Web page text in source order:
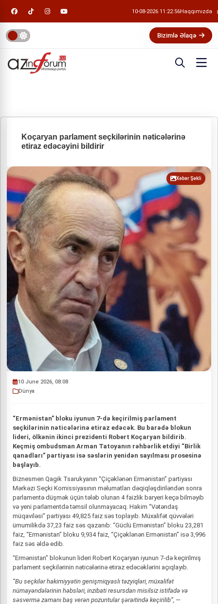
10-08-2026 11:22:57Haqqımızda
Bizimlə Əlaqə
Koçaryan parlament seçkilərinin nəticələrinə
etiraz edəcəyini bildirir
Xəbər Şəkli
10 June 2026, 08:08
Dünya
“Ermənistan” bloku iyunun 7-də keçirilmiş parlament
seçkilərinin nəticələrinə etiraz edəcək. Bu barədə blokun
lideri, ölkənin ikinci prezidenti Robert Koçaryan bildirib.
Keçmiş ombudsman Arman Tatoyanın rəhbərlik etdiyi “Birlik
qanadları” partiyası isə səslərin yenidən sayılması prosesinə
başlayıb.
Biznesmen Qagik Tsarukyanın “Çiçəklənən Ermənistan” partiyası
Mərkəzi Seçki Komissiyasının məlumatları dəqiqləşdiriləndən sonra
parlamentə düşmək üçün tələb olunan 4 faizlik baryeri keçə bilməyib
və yeni parlamentdə təmsil olunmayacaq. Hakim “Vətəndaş
müqaviləsi” partiyası 49,825 faiz səs toplayıb. Müxalifət qüvvələri
ümumilikdə 37,23 faiz səs qazanıb: “Güclü Ermənistan” bloku 23,281
faiz, “Ermənistan” bloku 9,934 faiz, “Çiçəklənən Ermənistan” isə 3,996
faiz səs əldə edib.
“Ermənistan” blokunun lideri Robert Koçaryan iyunun 7-də keçirilmiş
parlament seçkilərinin nəticələrinə etiraz edəcəklərini açıqlayıb.
“Bu seçkilər hakimiyyətin genişmiqyaslı təzyiqləri, müxalifət
nümayəndələrinin həbsləri, inzibati resursdan misilsiz istifadə və
səsvermə zamanı baş verən pozuntular şəraitində keçirilib”, —